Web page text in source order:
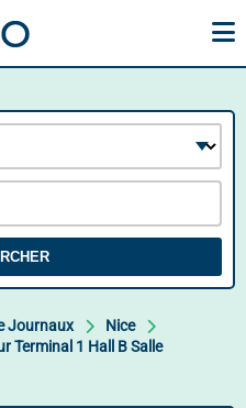
Journaux
Nice
Terminal 1 Hall B Salle